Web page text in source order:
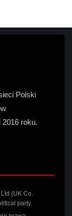
Polski
roku.
(UK Co.
party.